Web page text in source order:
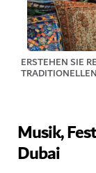
ERSTEHEN SIE
Musik,
Dubai